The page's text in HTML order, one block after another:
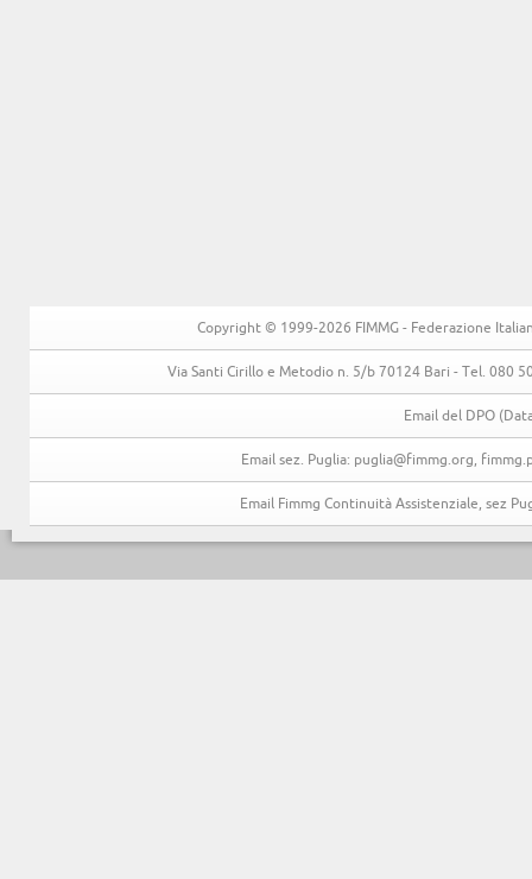
Copyright © 1999-2026 FIMMG - Federazione
Via Santi Cirillo e Metodio n. 5/b 70124 Bari - Tel. 080
Email del DPO
Email sez. Puglia: puglia@fimmg.org,
Email Fimmg Continuità Assistenziale, sez